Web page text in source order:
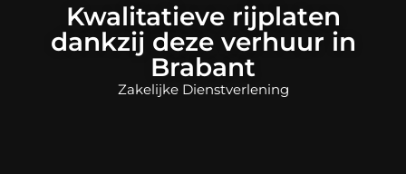
Kwalitatieve rijplaten
dankzij deze verhuur in
Brabant
Zakelijke Dienstverlening